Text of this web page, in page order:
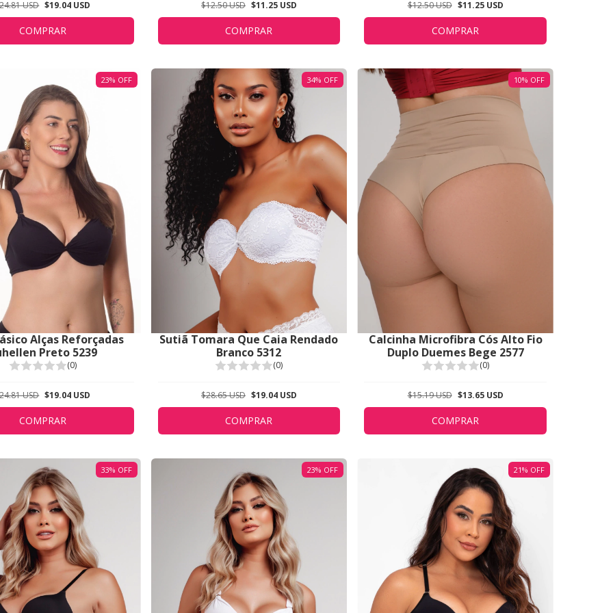
USD $19.04 USD
COMPRAR
$12.50 USD $11.25 USD
COMPRAR
$12.50 USD $11.25 USD
COMPRAR
23% OFF
Alças Reforçadas
Preto 5239
(0)
USD $19.04 USD
COMPRAR
34% OFF
Sutiã Tomara Que Caia Rendado
Branco 5312
(0)
$28.65 USD $19.04 USD
COMPRAR
10% OFF
Calcinha Microfibra Cós Alto Fio
Duplo Duemes Bege 2577
(0)
$15.19 USD $13.65 USD
COMPRAR
33% OFF 23% OFF 21% OFF